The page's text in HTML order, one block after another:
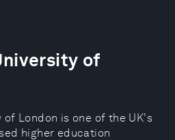
of
of London is one of the UK's
higher education